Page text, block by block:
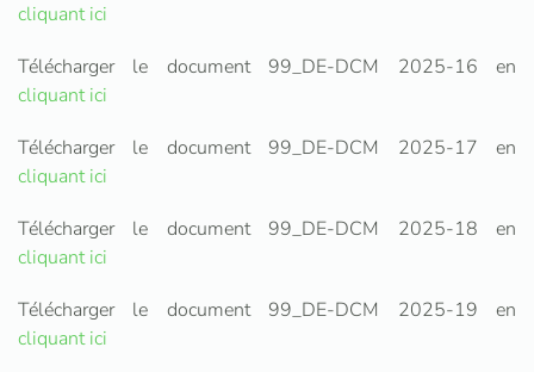
cliquant ici
Télécharger le document 99_DE-DCM 2025-16 en
cliquant ici
Télécharger le document 99_DE-DCM 2025-17 en
cliquant ici
Télécharger le document 99_DE-DCM 2025-18 en
cliquant ici
Télécharger le document 99_DE-DCM 2025-19 en
cliquant ici